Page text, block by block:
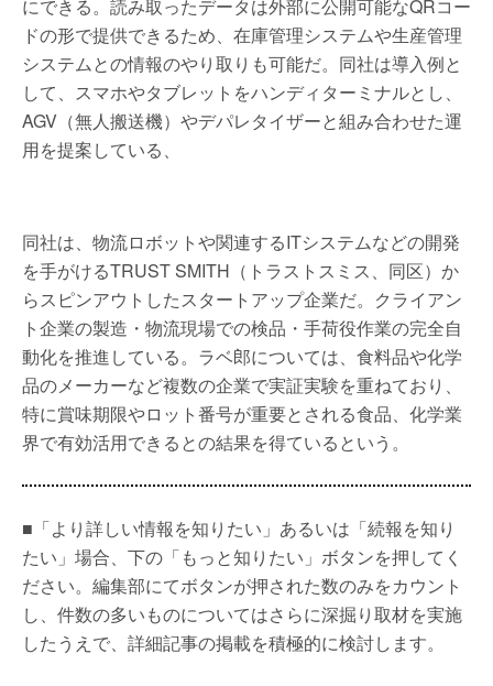
にできる。読み取ったデータは外部に公開可能なQRコー
ドの形で提供できるため、在庫管理システムや生産管理
システムとの情報のやり取りも可能だ。同社は導入例と
して、スマホやタブレットをハンディターミナルとし、
AGV（無人搬送機）やデパレタイザーと組み合わせた運
用を提案している、
同社は、物流ロボットや関連するITシステムなどの開発
を手がけるTRUST SMITH（トラストスミス、同区）か
らスピンアウトしたスタートアップ企業だ。クライアン
ト企業の製造・物流現場での検品・手荷役作業の完全自
動化を推進している。ラベ郎については、食料品や化学
品のメーカーなど複数の企業で実証実験を重ねており、
特に賞味期限やロット番号が重要とされる食品、化学業
界で有効活用できるとの結果を得ているという。
■「より詳しい情報を知りたい」あるいは「続報を知り
たい」場合、下の「もっと知りたい」ボタンを押してく
ださい。編集部にてボタンが押された数のみをカウント
し、件数の多いものについてはさらに深掘り取材を実施
したうえで、詳細記事の掲載を積極的に検討します。